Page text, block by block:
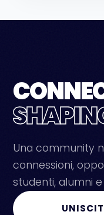
Una community
connessioni,
studenti, alumni